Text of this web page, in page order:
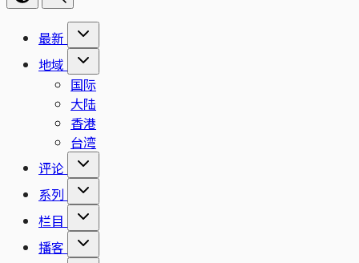
最新
地域
国际
大陆
香港
台湾
评论
系列
栏目
播客